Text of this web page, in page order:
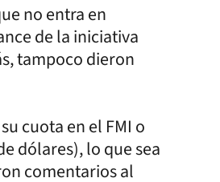
no entra en
de la iniciativa
tampoco dieron
cuota en el FMI o
dólares), lo que sea
comentarios al